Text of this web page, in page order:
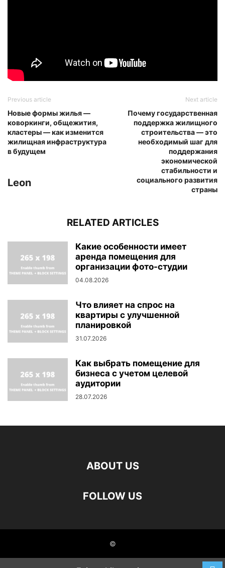
Previous article
Новые формы жилья —
коворкинги, общежития,
кластеры — как изменится
жилищная инфраструктура
в будущем
Next article
Почему государственная
поддержка жилищного
строительства — это
необходимый шаг для
поддержания
экономической
стабильности и
социального развития
страны
Leon
RELATED ARTICLES
Какие особенности имеет
аренда помещения для
организации фото-студии
04.08.2026
Что влияет на спрос на
квартиры с улучшенной
планировкой
31.07.2026
Как выбрать помещение для
бизнеса с учетом целевой
аудитории
28.07.2026
ABOUT US
FOLLOW US
©